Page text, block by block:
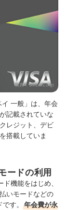
出典：smbc.co.jp
一般」は、年会
記載されていな
レジット、デビ
搭載していま
ードの利用
機能をはじめ、
いモードなどの
す。
年会費が永